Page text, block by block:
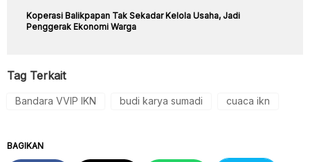
Koperasi Balikpapan Tak Sekadar Kelola Usaha, Jadi
Penggerak Ekonomi Warga
Tag Terkait
Bandara VVIP IKN budi karya sumadi cuaca ikn
BAGIKAN